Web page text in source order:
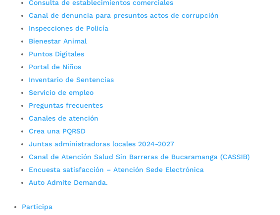
Consulta de establecimientos comerciales
Canal de denuncia para presuntos actos de corrupción
Inspecciones de Policía
Bienestar Animal
Puntos Digitales
Portal de Niños
Inventario de Sentencias
Servicio de empleo
Preguntas frecuentes
Canales de atención
Crea una PQRSD
Juntas administradoras locales 2024-2027
Canal de Atención Salud Sin Barreras de Bucaramanga (CASSIB)
Encuesta satisfacción – Atención Sede Electrónica
Auto Admite Demanda.
Participa